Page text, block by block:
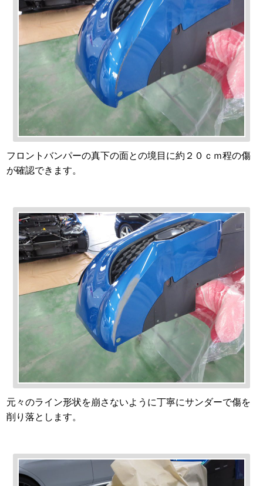
フロントバンパーの真下の面との境目に約２０ｃｍ程の傷
が確認できます。
元々のライン形状を崩さないように丁寧にサンダーで傷を
削り落とします。